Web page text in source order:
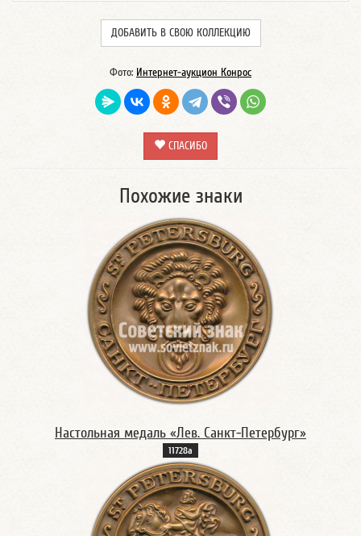
ДОБАВИТЬ В СВОЮ КОЛЛЕКЦИЮ
Фото: Интернет-аукцион Конрос
СПАСИБО
Похожие знаки
Настольная медаль «Лев. Санкт-Петербург»
11728а